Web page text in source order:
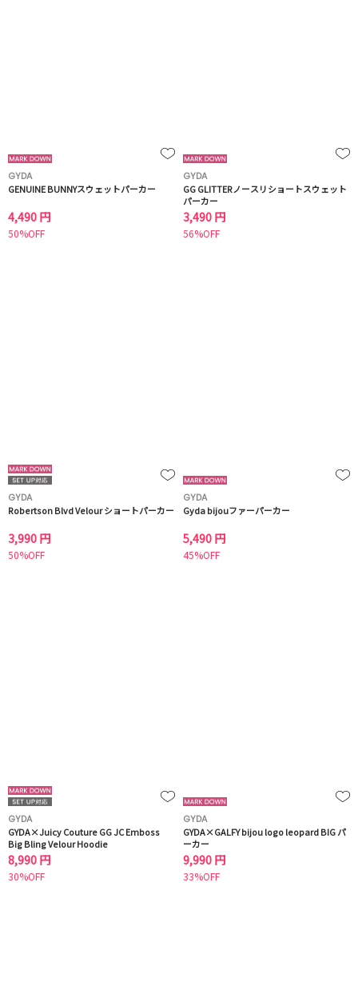
GYDA
GENUINE BUNNYスウェットパーカー
4,490 円
50%OFF
GYDA
GG GLITTERノースリショートスウェット
パーカー
3,490 円
56%OFF
GYDA
Robertson Blvd Velour ショートパーカー
3,990 円
50%OFF
GYDA
Gyda bijouファーパーカー
5,490 円
45%OFF
GYDA
GYDA×Juicy Couture GG JC Emboss
Big Bling Velour Hoodie
8,990 円
30%OFF
GYDA
GYDA×GALFY bijou logo leopard BIG パ
ーカー
9,990 円
33%OFF